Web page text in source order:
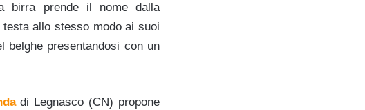
birra prende il nome dalla
allo stesso modo ai suoi
belghe presentandosi con un
di Legnasco (CN) propone